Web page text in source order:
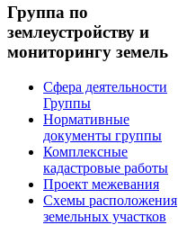
Группа по
землеустройству и
мониторингу земель
Сфера деятельности
Группы
Нормативные
документы группы
Комплексные
кадастровые работы
Проект межевания
Схемы расположения
земельных участков